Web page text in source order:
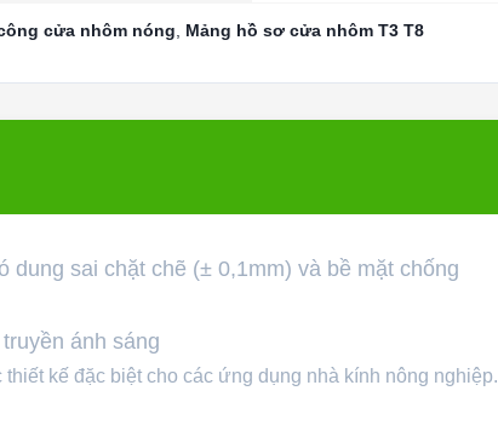
cửa nhôm nóng Mảng hồ sơ cửa nhôm T3 T8
sai chặt chẽ (± 0,1mm) và bề mặt chống
ánh sáng
kế đặc biệt cho các ứng dụng nhà kính nông nghiệp.